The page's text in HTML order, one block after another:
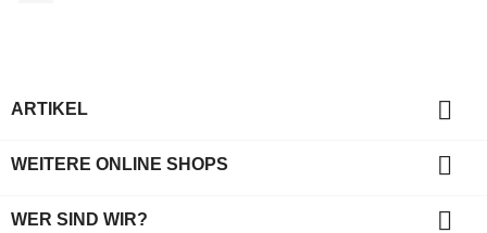
ARTIKEL 
WEITERE ONLINE SHOPS 
WER SIND WIR? 